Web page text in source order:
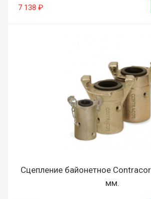
7 138 ₽
Сцепление байонетное
мм.